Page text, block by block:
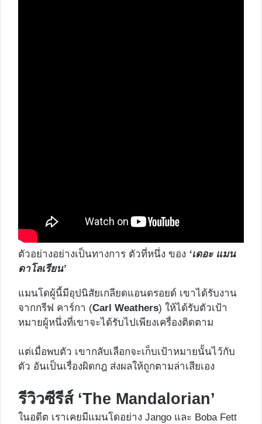
ตัวอย่างอย่างเป็นทางการ ตัวที่หนึ่ง ของ ‘เดอะ แมน
ดาโลเรียน’
แมนโดผู้นี้มีอุปนิสัยเกลียดแอนดรอยด์ เขาได้รับงาน
จากกรีฟ คาร์กา (Carl Weathers) ให้ได้รับตัวเป้า
หมายผู้หนึ่งที่เขาจะได้รับไปเพียงเครื่องติดตาม
แต่เมื่อพบตัว เขากลับเลือกจะเก็บเป้าหมายนั้นไว้กับ
ตัว อันเป็นเรื่องผิดกฎ ส่งผลให้ถูกตามล่าเสียเอง
รีวิวซีรีส์ ‘The Mandalorian’
ในอดีต เราเคยมีแมนโดอย่าง Jango และ Boba Fett